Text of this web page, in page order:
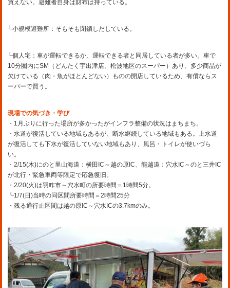
買えない。避難者自身は財布は持っている。
└小規模避難所：そもそも閉鎖しだしている。
└個人宅：車が運転できるか、運転できる者と同居している者が多い。車で
10分圏内にSM（どんたく宇出津店、松波地区のスーパー）あり、多少商品が
欠けている（肉・魚がほとんどない）ものの開店しているため、有償ならス
ーパーで買う。
現場での気づき・学び
・1月ぶりに行った場所が多かったがインフラ整備の状況はまちまち。
・水道が復活している地域もあるが、断水継続している地域もある。上水道
が復活しても下水が復活していない地域もあり、風呂・トイレが使いづら
い。
・2/15(木)にのと里山海道：横田IC～越の原IC、能越道：穴水IC～のと三井IC
が北行・緊急車両等限定で応急復旧。
・2/20(火)は羽咋市～穴水町の所要時間＝1時間5分。
┗1/7(日)当時の同区間所要時間＝2時間25分
・残る通行止区間は越の原IC～穴水ICの3.7kmのみ。